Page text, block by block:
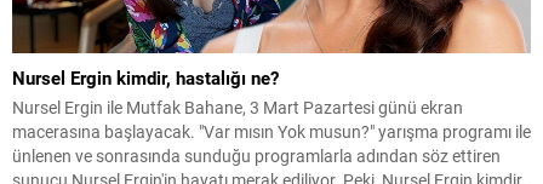
Nursel Ergin kimdir, hastalığı ne?
Nursel Ergin ile Mutfak Bahane, 3 Mart Pazartesi günü ekran
macerasına başlayacak. "Var mısın Yok musun?" yarışma programı ile
ünlenen ve sonrasında sunduğu programlarla adından söz ettiren